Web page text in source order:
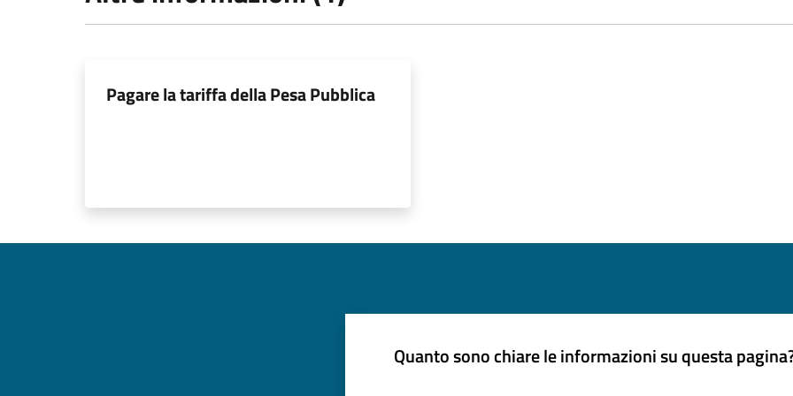
Pagare la tariffa della Pesa Pubblica
Quanto sono chiare le informazioni su questa